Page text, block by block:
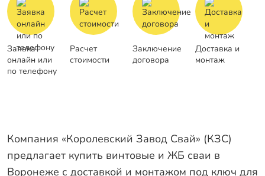
Заявка
онлайн или
по телефону
Расчет
стоимости
Заключение
договора
Доставка и
монтаж
Компания «Королевский Завод Свай» (КЗС)
предлагает купить винтовые и ЖБ сваи в
Воронеже с доставкой и монтажом под ключ для